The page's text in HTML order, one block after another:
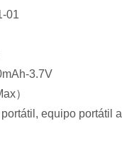
01
3.7V
）
equipo portátil a